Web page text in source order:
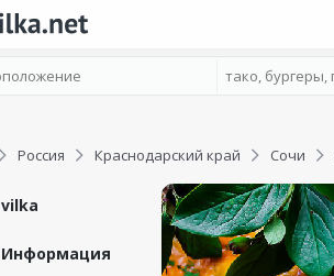
Россия Краснодарский край Сочи
vilka
Информация